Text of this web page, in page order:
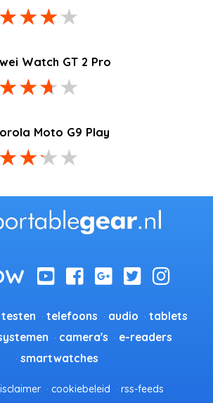
Watch GT 2 Pro
Moto G9 Play
testen telefoons audio
tablets
camera's
e-readers
smartwatches
cookiebeleid rss-feeds